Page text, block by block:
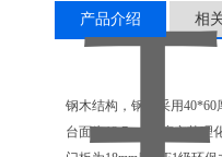
产品介绍 相
钢木结构，钢架采用
台面为12.7mm厚度实芯理